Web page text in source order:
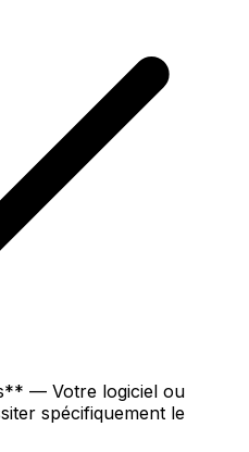
— Votre logiciel ou
spécifiquement le